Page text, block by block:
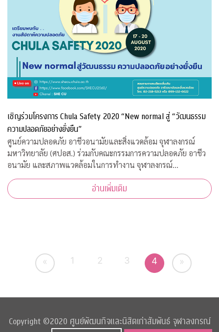
เชิญร่วมโครงการ Chula Safety 2020 “New normal สู่ “วัฒนธรรม
ความปลอดภัยอย่างยั่งยืน”
ศูนย์ความปลอดภัย อาชีวอนามัยและสิ่งแวดล้อม จุฬาลงกรณ์
มหาวิทยาลัย (ศปอส.) ร่วมกับคณะกรรมการความปลอดภัย อาชีว
อนามัย และสภาพแวดล้อมในการทำงาน จุฬาลงกรณ์
มหาวิทยาลัย และภาคีเครือข่าย จัดงาน “Chula Safety 2020
New normal สู่วัฒนธรรมความปลอดภัยอย่างยั่งยืน” ระหว
อ่านเพิ่มเติม
« 1 2 3 4 »
Copyright ©2020 ศูนย์พัฒนกิจและนิสิตเก่าสัมพันธ์ จุฬาลงกรณ์